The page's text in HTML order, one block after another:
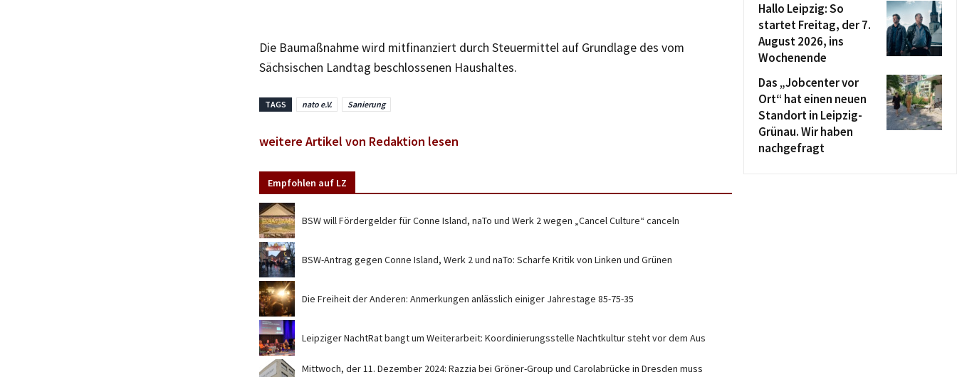
Die Baumaßnahme wird mitfinanziert durch Steuermittel auf Grundlage des vom
Sächsischen Landtag beschlossenen Haushaltes.
TAGS nato e.V. Sanierung
weitere Artikel von Redaktion lesen
Empfohlen auf LZ
BSW will Fördergelder für Conne Island, naTo und Werk 2 wegen „Cancel Culture“ canceln
BSW-Antrag gegen Conne Island, Werk 2 und naTo: Scharfe Kritik von Linken und Grünen
Die Freiheit der Anderen: Anmerkungen anlässlich einiger Jahrestage 85-75-35
Leipziger NachtRat bangt um Weiterarbeit: Koordinierungsstelle Nachtkultur steht vor dem Aus
Mittwoch, der 11. Dezember 2024: Razzia bei Gröner-Group und Carolabrücke in Dresden muss
Hallo Leipzig: So
startet Freitag, der 7.
August 2026, ins
Wochenende
Das „Jobcenter vor
Ort“ hat einen neuen
Standort in Leipzig-
Grünau. Wir haben
nachgefragt